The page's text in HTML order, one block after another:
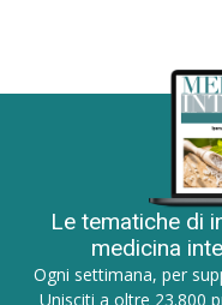
Le tematiche di
medicina
Ogni settimana, per
Unisciti a oltre 23.800